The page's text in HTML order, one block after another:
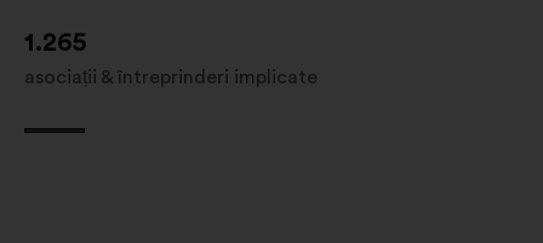
1.265
asociații & întreprinderi implicate